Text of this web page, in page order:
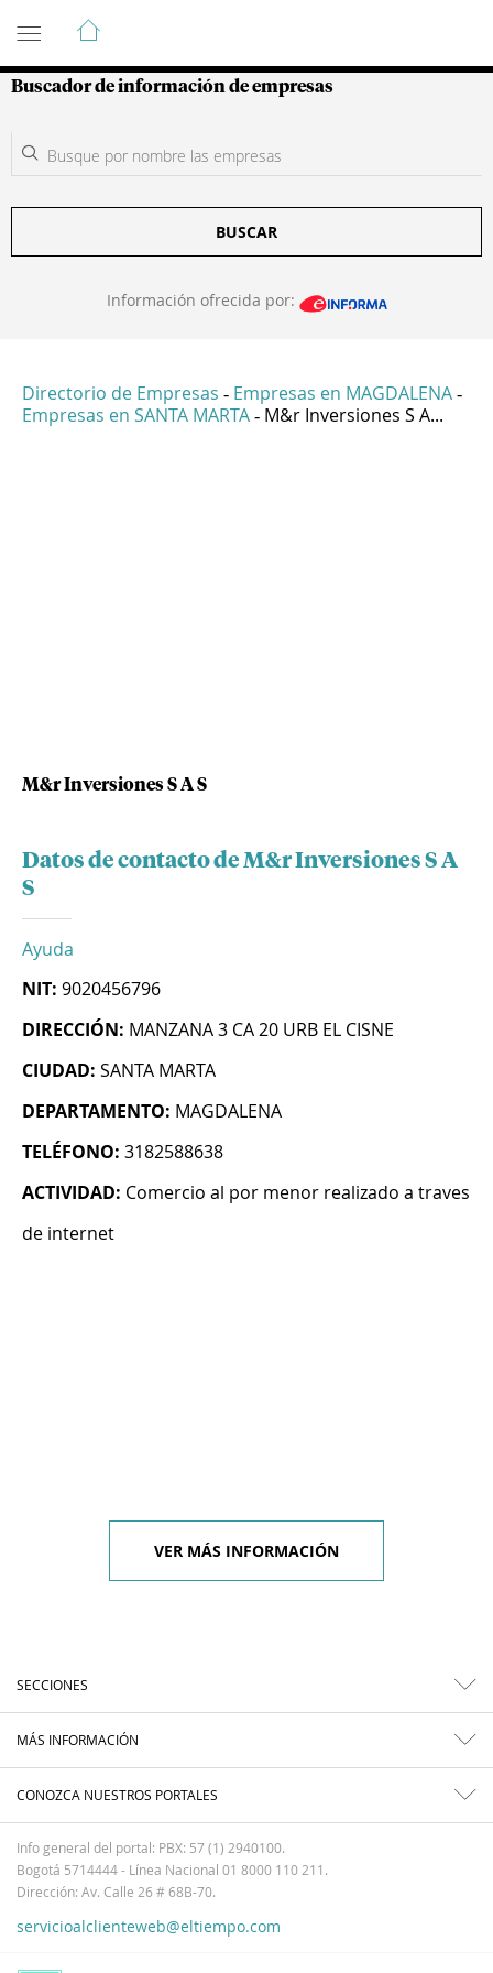
Guía de Empresas Colombianas
Buscador de información de empresas
BUSCAR
Información ofrecida por:
Directorio de Empresas - Empresas en MAGDALENA -
Empresas en SANTA MARTA - M&r Inversiones S A...
M&r Inversiones S A S
Datos de contacto de M&r Inversiones S A
S
Ayuda
NIT: 9020456796
DIRECCIÓN: MANZANA 3 CA 20 URB EL CISNE
CIUDAD: SANTA MARTA
DEPARTAMENTO: MAGDALENA
TELÉFONO: 3182588638
ACTIVIDAD: Comercio al por menor realizado a traves
de internet
VER MÁS INFORMACIÓN
SECCIONES
MÁS INFORMACIÓN
CONOZCA NUESTROS PORTALES
Info general del portal: PBX: 57 (1) 2940100.
Bogotá 5714444 - Línea Nacional 01 8000 110 211.
Dirección: Av. Calle 26 # 68B-70.
servicioalclienteweb@eltiempo.com